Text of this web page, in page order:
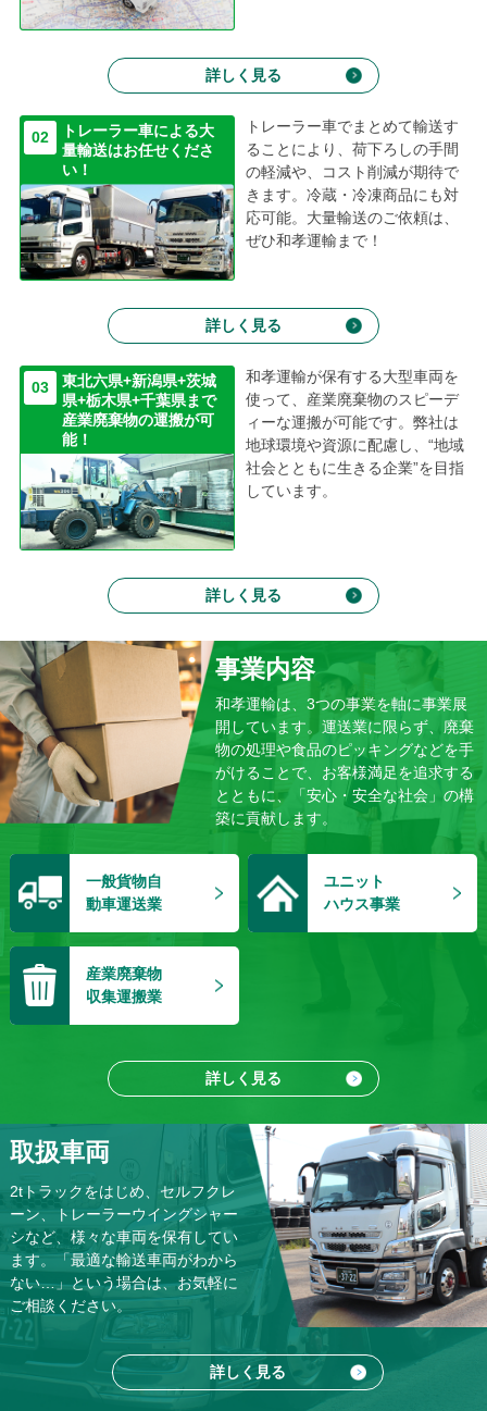
本年も無事に年末を迎えることが出来ました。
資材保管庫の整理整頓と棚の設置
大型トラックのオイル交換作業
2024/06/07
トレーラーウイングシャーシの修理
2024/04/17
トラクタヘッドとスクラップコンテナシャーシが納車になりまし
た。
新人ドライバーさんが２名入社いたしました。
旧3号車から新3号車へバトンタッチ
2024/02/05
初めて外部受講者さんを迎えてのTGL講習を実施！
2023/12/19
安全性優良事業所認定証を更新いたしました。
2023/11/02
荷主様共同での交通安全体験講習を開催しました。
テールゲートリフター特別教育の実施
デフギアボックスからオイル漏れ発見
2023/05/29
3ｔドライバンのエンジンが…
2023/03/01
待ちに待った事務所移動のお知らせ。
2023/02/07
実技による新人ドライバー教育を実施しました。
2023/01/04
謹賀新年
2022/11/21
突然の不調により、しばし入院
2022/09/28
またまた新車が納車されました。
2022/09/27
2022/05/17
4ｔフックロール車のお色直し
2022/04/14
本日DX認証の盾が届きました！
2022/02/28
DXマーク認証を取得しました
2022/01/29
和孝運輸の紹介動画をYouTubeにUPしました♪
2021/12/04
大分県でエコロジーボックスを受領いたしました。
詳しく見る
02
トレーラー車による大
量輸送はお任せくださ
い！
トレーラー車でまとめて輸送す
ることにより、荷下ろしの手間
の軽減や、コスト削減が期待で
きます。冷蔵・冷凍商品にも対
応可能。大量輸送のご依頼は、
ぜひ和孝運輸まで！
詳しく見る
03
東北六県+新潟県+茨城
県+栃木県+千葉県まで
産業廃棄物の運搬が可
能！
和孝運輸が保有する大型車両を
使って、産業廃棄物のスピーデ
ィーな運搬が可能です。弊社は
地球環境や資源に配慮し、“地域
社会とともに生きる企業”を目指
しています。
詳しく見る
事業内容
和孝運輸は、3つの事業を軸に事業展
開しています。運送業に限らず、廃棄
物の処理や食品のピッキングなどを手
がけることで、お客様満足を追求する
とともに、「安心・安全な社会」の構
築に貢献します。
一般貨物自
動車運送業
ユニット
ハウス事業
産業廃棄物
収集運搬業
詳しく見る
取扱車両
2tトラックをはじめ、セルフクレ
ーン、トレーラーウイングシャー
シなど、様々な車両を保有してい
ます。「最適な輸送車両がわから
ない…」という場合は、お気軽に
ご相談ください。
詳しく見る